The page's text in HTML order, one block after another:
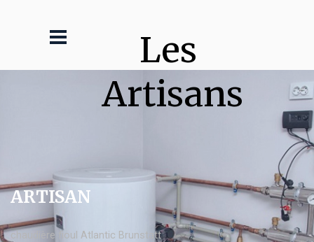
Les
Artisans
ARTISAN
chaudière fioul Atlantic Brunstatt